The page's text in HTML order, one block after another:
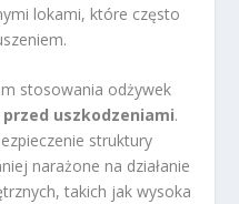
lokami, które często
stosowania odżywek
uszkodzeniami.
struktury
narażone na działanie
takich jak wysoka